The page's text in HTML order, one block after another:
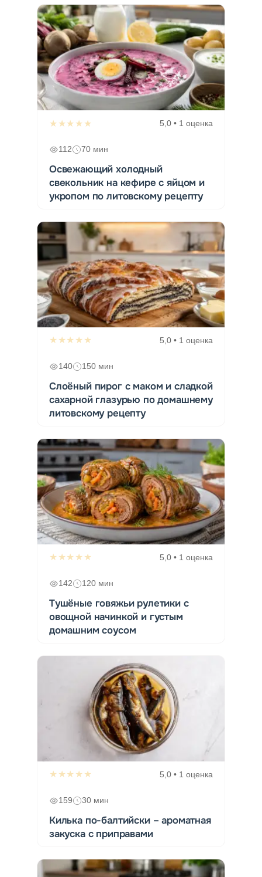
★★★★★ 5,0 • 1 оценка
112 70 мин
Освежающий холодный
свекольник на кефире с яйцом и
укропом по литовскому рецепту
★★★★★ 5,0 • 1 оценка
140 150 мин
Слоёный пирог с маком и сладкой
сахарной глазурью по домашнему
литовскому рецепту
★★★★★ 5,0 • 1 оценка
142 120 мин
Тушёные говяжьи рулетики с
овощной начинкой и густым
домашним соусом
★★★★★ 5,0 • 1 оценка
159 30 мин
Килька по-балтийски – ароматная
закуска с приправами